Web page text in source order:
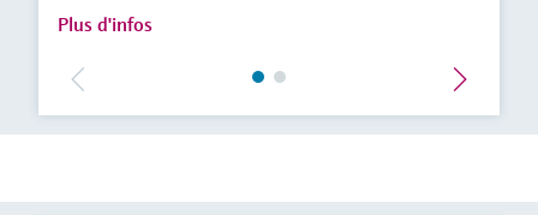
Plus d'infos